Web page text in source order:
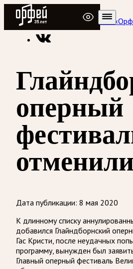
Радио Орфей
Радио классической музыки
оперный
отменили
Дата публикации: 8 мая 2020
К длинному списку
добавился Глайндборнский
Гас Кристи, после неудачных
программу, вынужден был
Главный оперный фестиваль